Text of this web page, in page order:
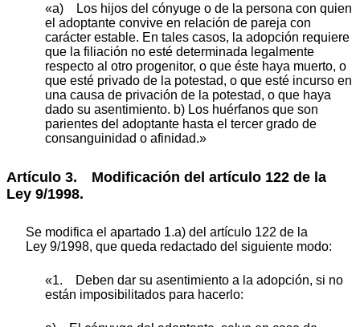
«a) Los hijos del cónyuge o de la persona con quien
el adoptante convive en relación de pareja con
carácter estable. En tales casos, la adopción requiere
que la filiación no esté determinada legalmente
respecto al otro progenitor, o que éste haya muerto, o
que esté privado de la potestad, o que esté incurso en
una causa de privación de la potestad, o que haya
dado su asentimiento. b) Los huérfanos que son
parientes del adoptante hasta el tercer grado de
consanguinidad o afinidad.»
Artículo 3. Modificación del artículo 122 de la
Ley 9/1998.
Se modifica el apartado 1.a) del artículo 122 de la
Ley 9/1998, que queda redactado del siguiente modo:
«1. Deben dar su asentimiento a la adopción, si no
están imposibilitados para hacerlo: